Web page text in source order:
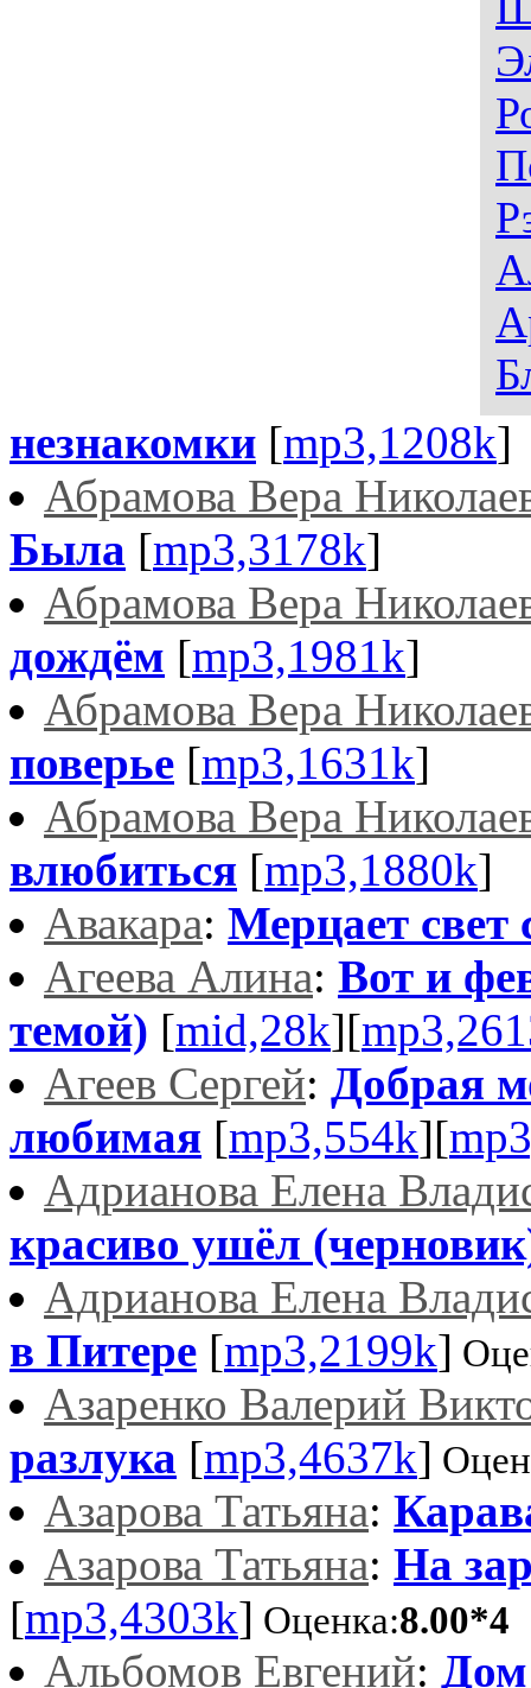
незнакомки [mp3,1208k]
Абрамова Вера
Была [mp3,3178k]
Абрамова Вера
дождём [mp3,1981k]
Абрамова Вера
поверье [mp3,1631k]
Абрамова Вера
влюбиться [mp3,1880k]
Авакара: Мерцает свет
Агеева Алина: Вот и
темой) [mid,28k][
Агеев Сергей: Добрая
любимая [mp3,554k][
Адрианова Елена
красиво ушёл
Адрианова Елена
в Питере [mp3,2199k]
Азаренко Валерий
разлука [mp3,4637k]
Азарова Татьяна:
Азарова Татьяна: На
[mp3,4303k] Оценка:8.00*4
Альбомов Евгений: Дом